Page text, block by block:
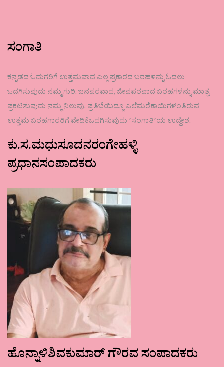
ಸಂಗಾತಿ
ಕನ್ನಡದ ಓದುಗರಿಗೆ ಉತ್ತಮವಾದ ಎಲ್ಲ ಪ್ರಕಾರದ ಬರಹಳನ್ನು ಓದಲು
ಒದಗಿಸುವುದು ನಮ್ಮ ಗುರಿ. ಜನಪರವಾದ, ಜೀವಪರವಾದ ಬರಹಗಳನ್ನು ಮಾತ್ರ
ಪ್ರಕಟಿಸುವುದು ನಮ್ಮ ನಿಲುವು. ಪ್ರತಿಭೆಯಿದ್ದೂ ಎಲೆಮರೆಕಾಯಿಗಳಂತಿರುವ
ಉತ್ತಮ ಬರಹಗಾರರಿಗೆ ವೇದಿಕೆಒದಗಿಸುವುದು ʼಸಂಗಾತಿʼಯ ಉದ್ದೇಶ.
ಕು.ಸ.ಮಧುಸೂದನರಂಗೇಹಳ್ಳಿ
ಪ್ರಧಾನಸಂಪಾದಕರು
ಹೊನ್ನಾಳಿಶಿವಕುಮಾರ್ ಗೌರವ ಸಂಪಾದಕರು